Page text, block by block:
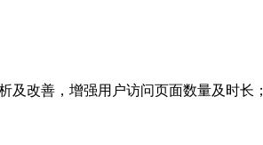
及改善，增强用户访问页面数量及时长；